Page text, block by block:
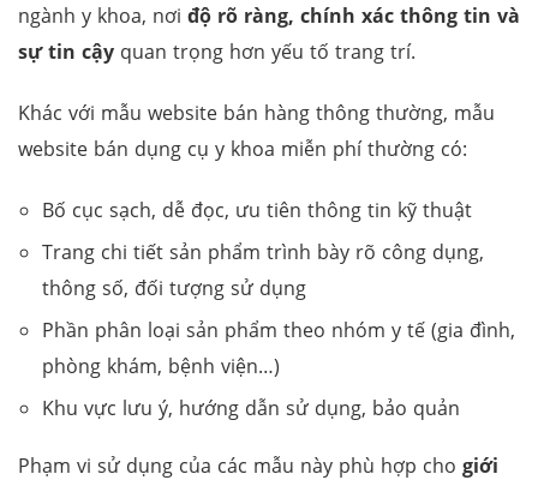
ngành y khoa, nơi độ rõ ràng, chính xác thông tin và
sự tin cậy quan trọng hơn yếu tố trang trí.
Khác với mẫu website bán hàng thông thường, mẫu
website bán dụng cụ y khoa miễn phí thường có:
Bố cục sạch, dễ đọc, ưu tiên thông tin kỹ thuật
Trang chi tiết sản phẩm trình bày rõ công dụng,
thông số, đối tượng sử dụng
Phần phân loại sản phẩm theo nhóm y tế (gia đình,
phòng khám, bệnh viện…)
Khu vực lưu ý, hướng dẫn sử dụng, bảo quản
Phạm vi sử dụng của các mẫu này phù hợp cho giới